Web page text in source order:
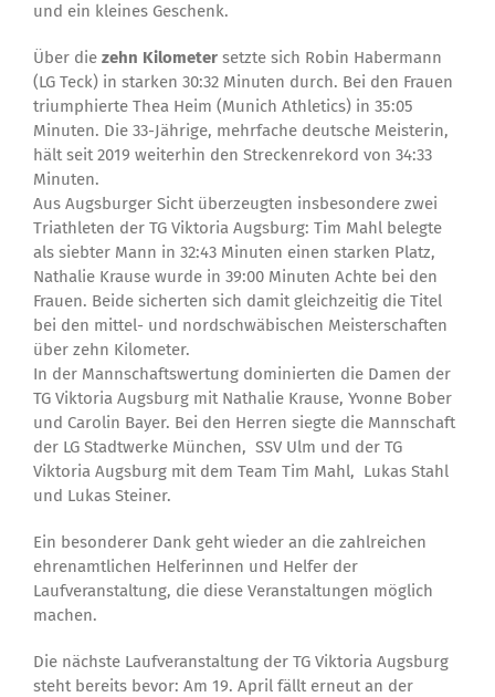
und ein kleines Geschenk.
Über die zehn Kilometersetzte sich Robin Habermann
(LG Teck) in starken 30:32 Minuten durch. Bei den Frauen
triumphierte Thea Heim (Munich Athletics) in 35:05
Minuten. Die 33-Jährige, mehrfache deutsche Meisterin,
hält seit 2019 weiterhin den Streckenrekord von 34:33
Minuten.
Aus Augsburger Sicht überzeugten insbesondere zwei
Triathleten der TG Viktoria Augsburg: Tim Mahl belegte
als siebter Mann in 32:43 Minuten einen starken Platz,
Nathalie Krause wurde in 39:00 Minuten Achte bei den
Frauen. Beide sicherten sich damit gleichzeitig die Titel
bei den mittel- und nordschwäbischen Meisterschaften
über zehn Kilometer.
In der Mannschaftswertung dominierten die Damen der
TG Viktoria Augsburg mit Nathalie Krause, Yvonne Bober
und Carolin Bayer. Bei den Herren siegte die Mannschaft
der LG Stadtwerke München, SSV Ulm und der TG
Viktoria Augsburg mit dem Team Tim Mahl, Lukas Stahl
und Lukas Steiner.
Ein besonderer Dank geht wieder an die zahlreichen
ehrenamtlichen Helferinnen und Helfer der
Laufveranstaltung, die diese Veranstaltungen möglich
machen.
Die nächste Laufveranstaltung der TG Viktoria Augsburg
steht bereits bevor: Am 19. April fällt erneut an der